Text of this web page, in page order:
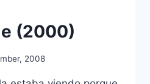
(2000)
2008